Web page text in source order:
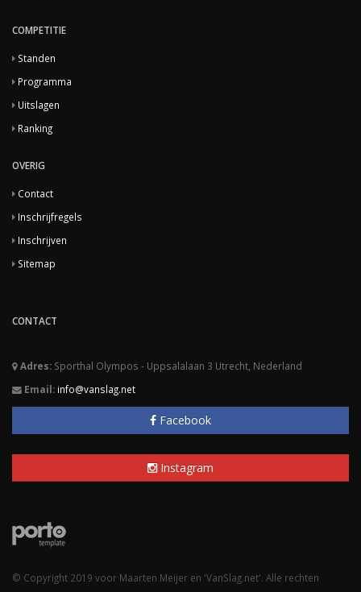
COMPETITIE
Standen
Programma
Uitslagen
Ranking
OVERIG
Contact
Inschrijfregels
Inschrijven
Sitemap
CONTACT
Adres: Sporthal Olympos - Uppsalalaan 3 Utrecht, Nederland
Email: info@vanslag.net
Facebook
Instagram
© Copyright 2019 voor Maarten Meijer en 'VanSlag.net'. Alle rechten